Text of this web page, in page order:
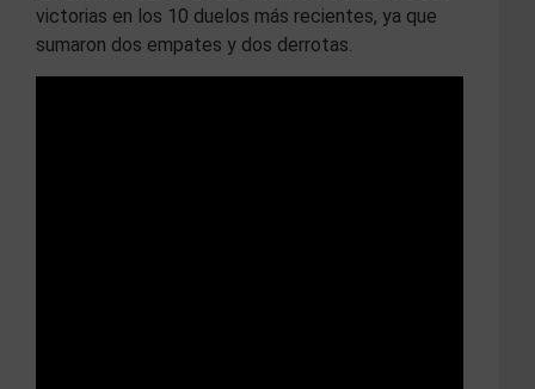
victorias en los 10 duelos más recientes, ya que
sumaron dos empates y dos derrotas.